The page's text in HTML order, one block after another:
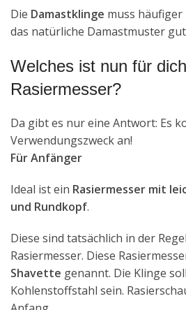
Die Damastklinge muss
das natürliche Damastmuster
Welches ist nun für
Rasiermesser?
Da gibt es nur eine Antwort: Es
Verwendungszweck an!
Für Anfänger
Ideal ist ein Rasiermesser mit
und Rundkopf.
Diese sind tatsächlich in der
Rasiermesser. Diese
Shavette genannt. Die Klinge
Kohlenstoffstahl sein.